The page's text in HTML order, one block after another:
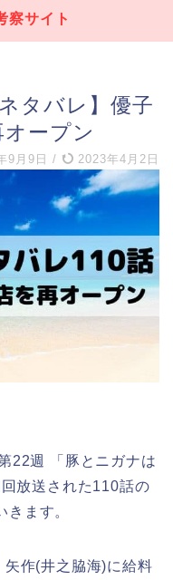
察サイト
タバレ】優子
ープン
9月9日 / 2023年4月2日
22週 「豚とニガナは
放送された110話の
ます。
矢作(井之脇海)に給料